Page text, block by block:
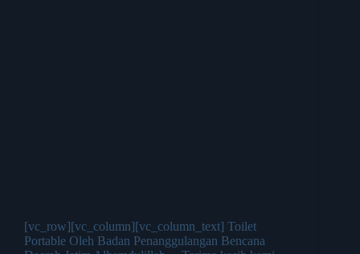
[vc_row][vc_column][vc_column_text] Toilet
Portable Oleh Badan Penanggulangan Bencana